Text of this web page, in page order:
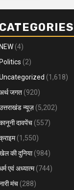
CATEGORIES
NEW (4)
Politics (2)
(1,618)
जगत (920)
न्यूज़ (5,202)
दावपेंच (557)
(1,550)
की दुनिया(984)
एवं अध्यात्म(744)
मंच (288)